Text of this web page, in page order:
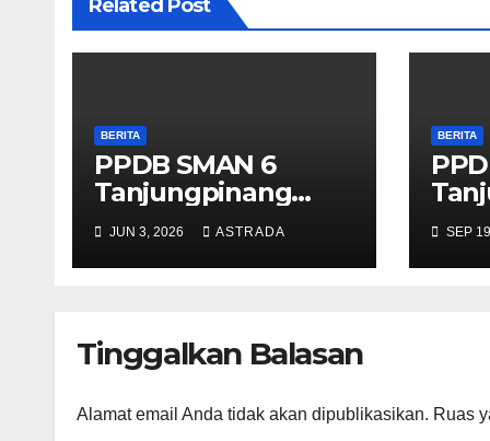
Related Post
BERITA
PPDB SMAN 6
Tanjungpinang
2026/2027
JUN 3, 2026 ASTRADA
BERITA
SEP
Tinggalkan Balasan
Alamat email Anda tidak akan dipublikasikan. Ruas